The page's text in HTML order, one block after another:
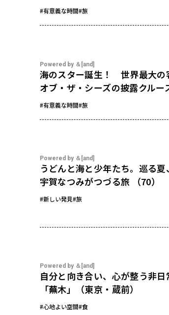
#有意義な時間#旅
Powered by ＆[and]
海のスター誕生！ 世界最大の
オブ・ザ・シーズの披露クルー
#有意義な時間#旅
Powered by ＆[and]
うどんと海と少年たち。巡る
宇賀なつみがつづる旅 （70）
#新しい発見#旅
Powered by ＆[and]
自分と向き合い、心が整う非
「蕪木」（東京・蔵前）
#心地よい空間#食